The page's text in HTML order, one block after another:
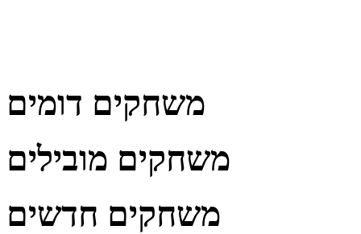
משחקים דומים
משחקים מובילים
משחקים חדשים